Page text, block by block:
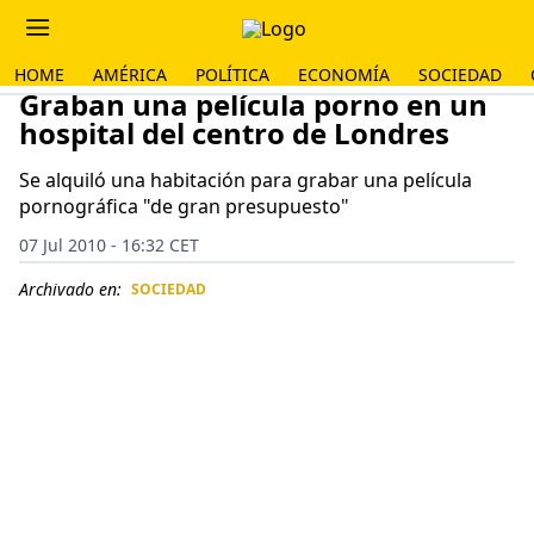
HOME AMÉRICA POLÍTICA ECONOMÍA SOCIEDAD
Graban una película porno en un
hospital del centro de Londres
Se alquiló una habitación para grabar una película
pornográfica "de gran presupuesto"
07 Jul 2010 - 16:32 CET
Archivado en: SOCIEDAD